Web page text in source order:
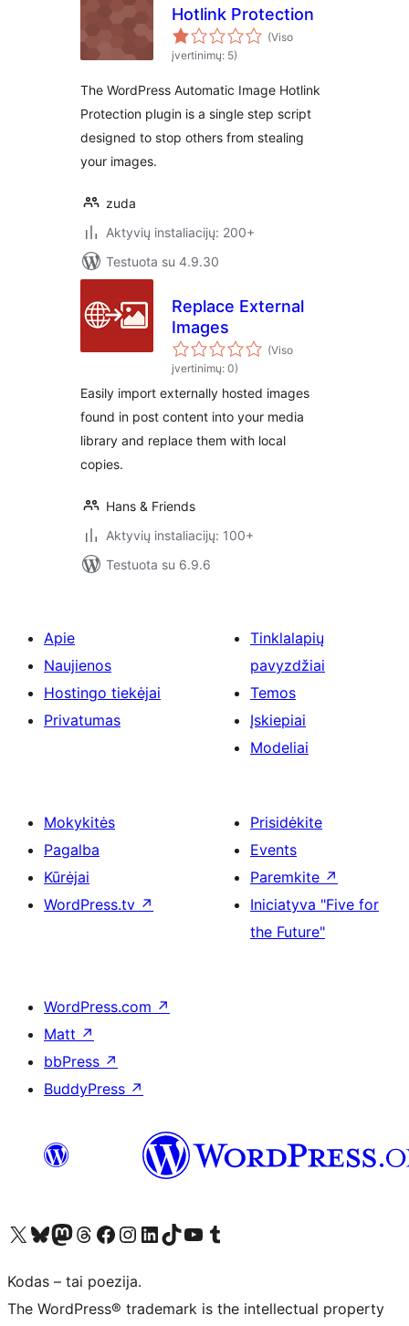
Hotlink Protection
(Viso
įvertinimų: 5)
The WordPress Automatic Image Hotlink
Protection plugin is a single step script
designed to stop others from stealing
your images.
zuda
Aktyvių instaliacijų: 200+
Testuota su 4.9.30
Replace External
Images
(Viso
įvertinimų: 0)
Easily import externally hosted images
found in post content into your media
library and replace them with local
copies.
Hans & Friends
Aktyvių instaliacijų: 100+
Testuota su 6.9.6
Apie
Naujienos
Hostingo tiekėjai
Privatumas
Tinklalapių
pavyzdžiai
Temos
Įskiepiai
Modeliai
Mokykitės
Pagalba
Kūrėjai
WordPress.tv ↗
Prisidėkite
Events
Paremkite ↗
Iniciatyva "Five for
the Future"
WordPress.com ↗
Matt ↗
bbPress ↗
BuddyPress ↗
Visit our X (formerly Twitter) account
Apsilankykite mūsų Bluesky paskyroje
Visit our Mastodon account
Apsilankykite mūsų Threads paskyroje
Visit our Facebook page
Visit our Instagram account
Visit our LinkedIn account
Apsilankykite mūsų TikTok paskyroje
Visit our YouTube channel
Apsilankykite mūsų Tumblr paskyroje
Kodas – tai poezija.
The WordPress® trademark is the intellectual property